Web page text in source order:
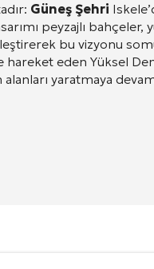
Güneş Şehri
peyzajlı bahçeler,
bu vizyonu
hareket eden Yüksel
yaratmaya